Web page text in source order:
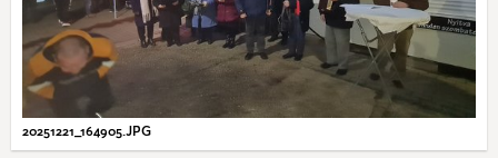
20251221_164905.JPG